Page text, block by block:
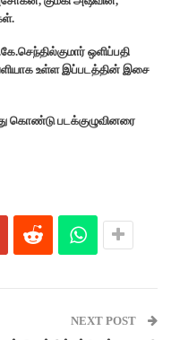
ஒளிப்பதி
உள்ள இப்படத்தின் இசை
கொண்டு படக்குழுவினரை
NEXT POST